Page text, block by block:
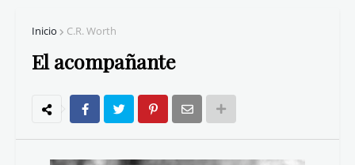
Inicio C.R. Worth
El acompañante